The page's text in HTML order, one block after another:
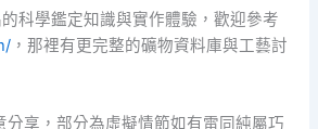
科學鑑定知識與實作體驗，歡迎參考
，那裡有更完整的礦物資料庫與工藝討
分享，部分為虛擬情節如有雷同純屬巧